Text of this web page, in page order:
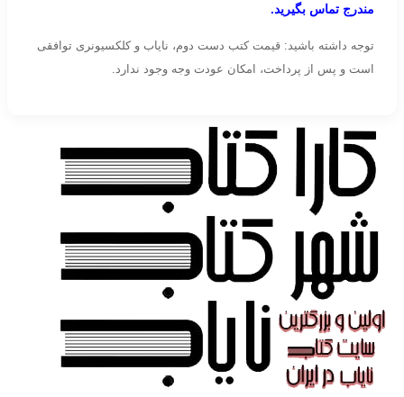
مندرج تماس بگیرید.
توجه داشته باشید: قیمت کتب دست دوم، نایاب و کلکسیونری توافقی
است و پس از پرداخت، امکان عودت وجه وجود ندارد.